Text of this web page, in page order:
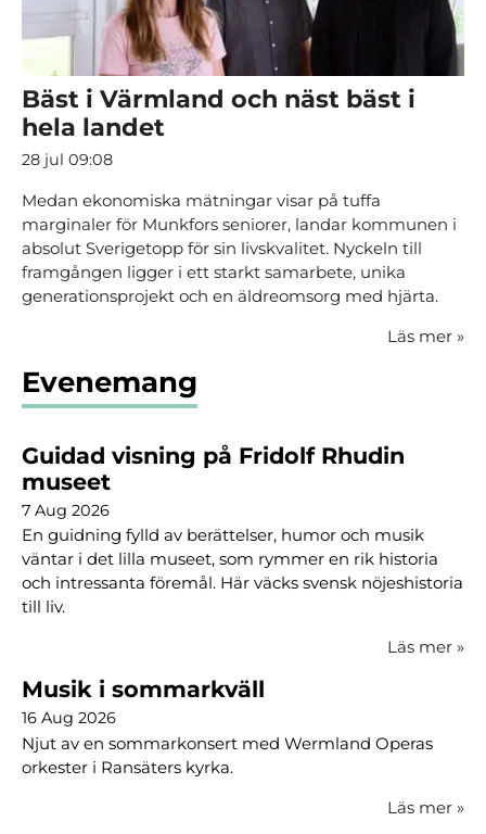
Bäst i Värmland och näst bäst i
hela landet
28 jul 09:08
Medan ekonomiska mätningar visar på tuffa
marginaler för Munkfors seniorer, landar kommunen i
absolut Sverigetopp för sin livskvalitet. Nyckeln till
framgången ligger i ett starkt samarbete, unika
generationsprojekt och en äldreomsorg med hjärta.
Läs mer »
Evenemang
Guidad visning på Fridolf Rhudin
museet
7 Aug 2026
En guidning fylld av berättelser, humor och musik
väntar i det lilla museet, som rymmer en rik historia
och intressanta föremål. Här väcks svensk nöjeshistoria
till liv.
Läs mer »
Musik i sommarkväll
16 Aug 2026
Njut av en sommarkonsert med Wermland Operas
orkester i Ransäters kyrka.
Läs mer »